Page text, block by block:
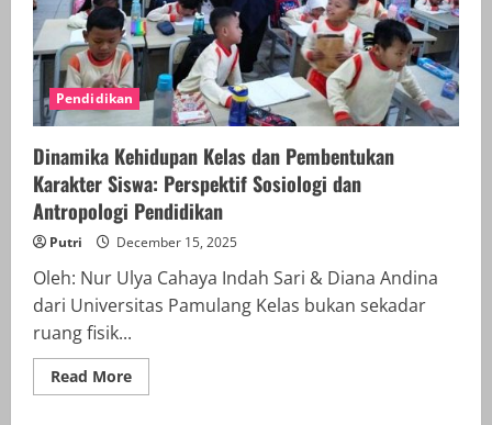
Pendidikan
Dinamika Kehidupan Kelas dan Pembentukan
Karakter Siswa: Perspektif Sosiologi dan
Antropologi Pendidikan
Putri December 15, 2025
Oleh: Nur Ulya Cahaya Indah Sari & Diana Andina
dari Universitas Pamulang Kelas bukan sekadar
ruang fisik...
Read MoreRead
more